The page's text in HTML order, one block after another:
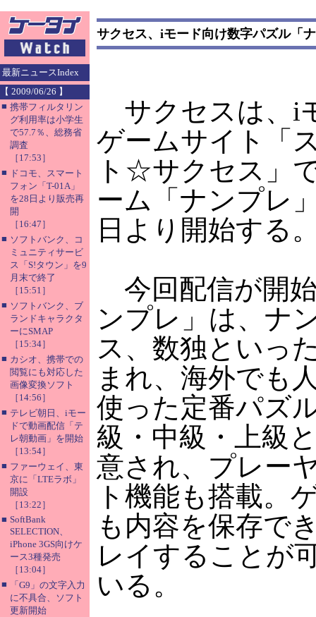
最新ニュースIndex
【 2009/06/26 】
■ 携帯フィルタリン
グ利用率は小学生
で57.7％、総務省
調査
［17:53］
■ ドコモ、スマート
フォン「T-01A」
を28日より販売再
開
［16:47］
■ ソフトバンク、コ
ミュニティサービ
ス「S!タウン」を9
月末で終了
［15:51］
■ ソフトバンク、ブ
ランドキャラクタ
ーにSMAP
［15:34］
■ カシオ、携帯での
閲覧にも対応した
画像変換ソフト
［14:56］
■ テレビ朝日、iモー
ドで動画配信「テ
レ朝動画」を開始
［13:54］
■ ファーウェイ、東
京に「LTEラボ」
開設
［13:22］
■ SoftBank
SELECTION、
iPhone 3GS向けケ
ース3種発売
［13:04］
■
「G9」の文字入力
に不具合、ソフト
更新開始
サクセス、iモード向け数字パズル「
サクセスは、i
ゲームサイト「
ト☆サクセス」
ーム「ナンプレ
日より開始する
今回配信が開
ンプレ」は、ナ
ス、数独といっ
まれ、海外でも
使った定番パズ
級・中級・上級
意され、プレー
ト機能も搭載。
も内容を保存で
レイすることが
いる。